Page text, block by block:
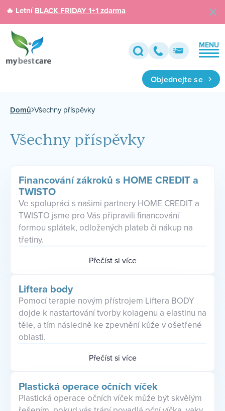
🔥 LetníBLACK FRIDAY 1+1 zdarma
Objednejte se
MENU
Domů Všechny příspěvky
Všechny příspěvky
Financování zákroků s HOME CREDIT a
TWISTO
Ve spolupráci s našimi partnery HOME CREDIT a
TWISTO jsme pro Vás připravili financování
formou splátek, odložených plateb či nákup na
třetiny.
Přečíst si více
Liftera body
Pomocí terapie novým přístrojem Liftera BODY
dojde k nastartování tvorby kolagenu a elastinu na
těle, a tím následně ke zpevnění kůže v ošetřené
oblasti.
Přečíst si více
Plastická operace očních víček
Plastická operace očních víček může být skvělým